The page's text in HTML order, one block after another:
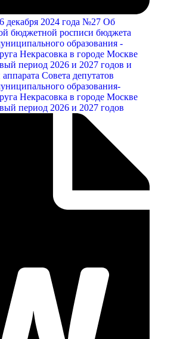
декабря 2024 года №27 Об
бюджетной росписи бюджета
образования -
Некрасовка в городе Москве
период 2026 и 2027 годов и
Совета депутатов
образования-
Некрасовка в городе Москве
период 2026 и 2027 годов